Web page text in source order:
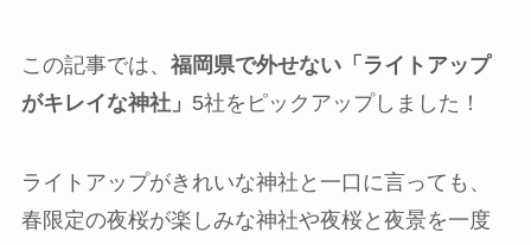
この記事では、 福岡県で外せない「ライトアップ
がキレイな神社」 5社をピックアップしました！
ライトアップがきれいな神社と一口に言っても、
春限定の夜桜が楽しみな神社や夜桜と夜景を一度